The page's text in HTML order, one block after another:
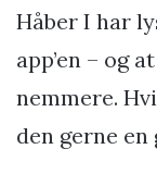
Håber I har
app’en – og
nemmere.
den gerne en